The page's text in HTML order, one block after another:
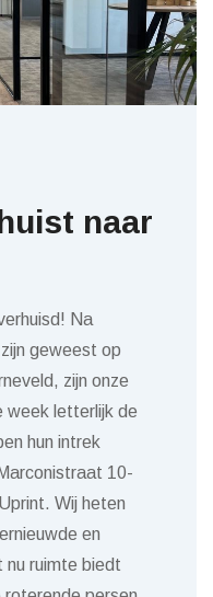
naar
Na
geweest op
zijn onze
week letterlijk de
hun intrek
10-
Wij heten
en
nu ruimte biedt